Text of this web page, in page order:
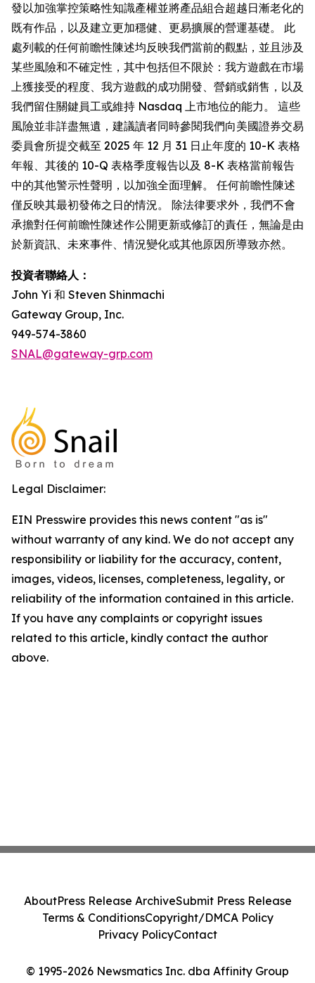
發以加強掌控策略性知識產權並將產品組合超越日漸老化的
既有作品，以及建立更加穩健、更易擴展的營運基礎。 此
處列載的任何前瞻性陳述均反映我們當前的觀點，並且涉及
某些風險和不確定性，其中包括但不限於：我方遊戲在市場
上獲接受的程度、我方遊戲的成功開發、營銷或銷售，以及
我們留住關鍵員工或維持 Nasdaq 上市地位的能力。 這些
風險並非詳盡無遺，建議讀者同時參閱我們向美國證券交易
委員會所提交截至 2025 年 12 月 31 日止年度的 10-K 表格
年報、其後的 10-Q 表格季度報告以及 8-K 表格當前報告
中的其他警示性聲明，以加強全面理解。 任何前瞻性陳述
僅反映其最初發佈之日的情況。 除法律要求外，我們不會
承擔對任何前瞻性陳述作公開更新或修訂的責任，無論是由
於新資訊、未來事件、情況變化或其他原因所導致亦然。
投資者聯絡人：
John Yi 和 Steven Shinmachi
Gateway Group, Inc.
949-574-3860
SNAL@gateway-grp.com
Legal Disclaimer:
EIN Presswire provides this news content "as is"
without warranty of any kind. We do not accept any
responsibility or liability for the accuracy, content,
images, videos, licenses, completeness, legality, or
reliability of the information contained in this article.
If you have any complaints or copyright issues
related to this article, kindly contact the author
above.
© 1995-2026 Newsmatics Inc. dba Affinity Group
AboutPress Release ArchiveSubmit Press Release
Terms & ConditionsCopyright/DMCA Policy
Privacy PolicyContact